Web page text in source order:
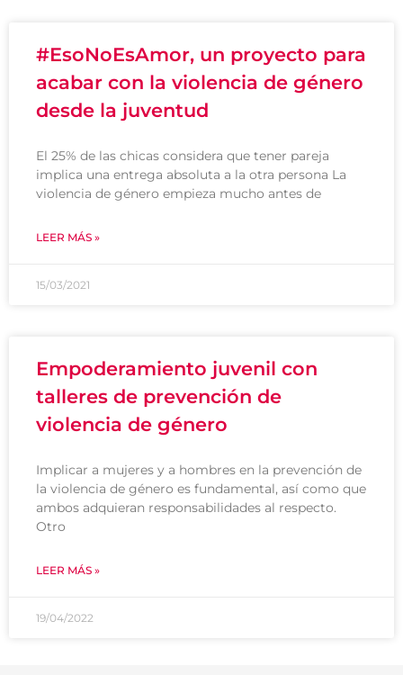
#EsoNoEsAmor, un proyecto para
acabar con la violencia de género
desde la juventud
El 25% de las chicas considera que tener pareja
implica una entrega absoluta a la otra persona La
violencia de género empieza mucho antes de
LEER MÁS »
15/03/2021
Empoderamiento juvenil con
talleres de prevención de
violencia de género
Implicar a mujeres y a hombres en la prevención de
la violencia de género es fundamental, así como que
ambos adquieran responsabilidades al respecto.
Otro
LEER MÁS »
19/04/2022